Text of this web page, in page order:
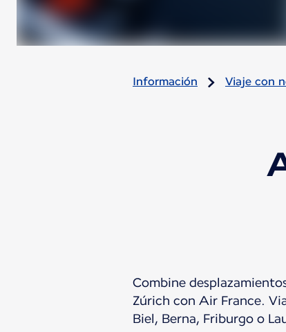
Información Viaje con
Combine
Zúrich con Air France.
Biel, Berna, Friburgo o